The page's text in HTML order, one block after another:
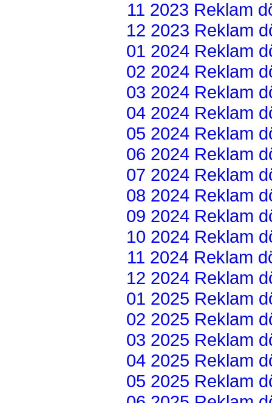
11 2023 Reklam
12 2023 Reklam
01 2024 Reklam
02 2024 Reklam
03 2024 Reklam
04 2024 Reklam
05 2024 Reklam
06 2024 Reklam
07 2024 Reklam
08 2024 Reklam
09 2024 Reklam
10 2024 Reklam
11 2024 Reklam
12 2024 Reklam
01 2025 Reklam
02 2025 Reklam
03 2025 Reklam
04 2025 Reklam
05 2025 Reklam